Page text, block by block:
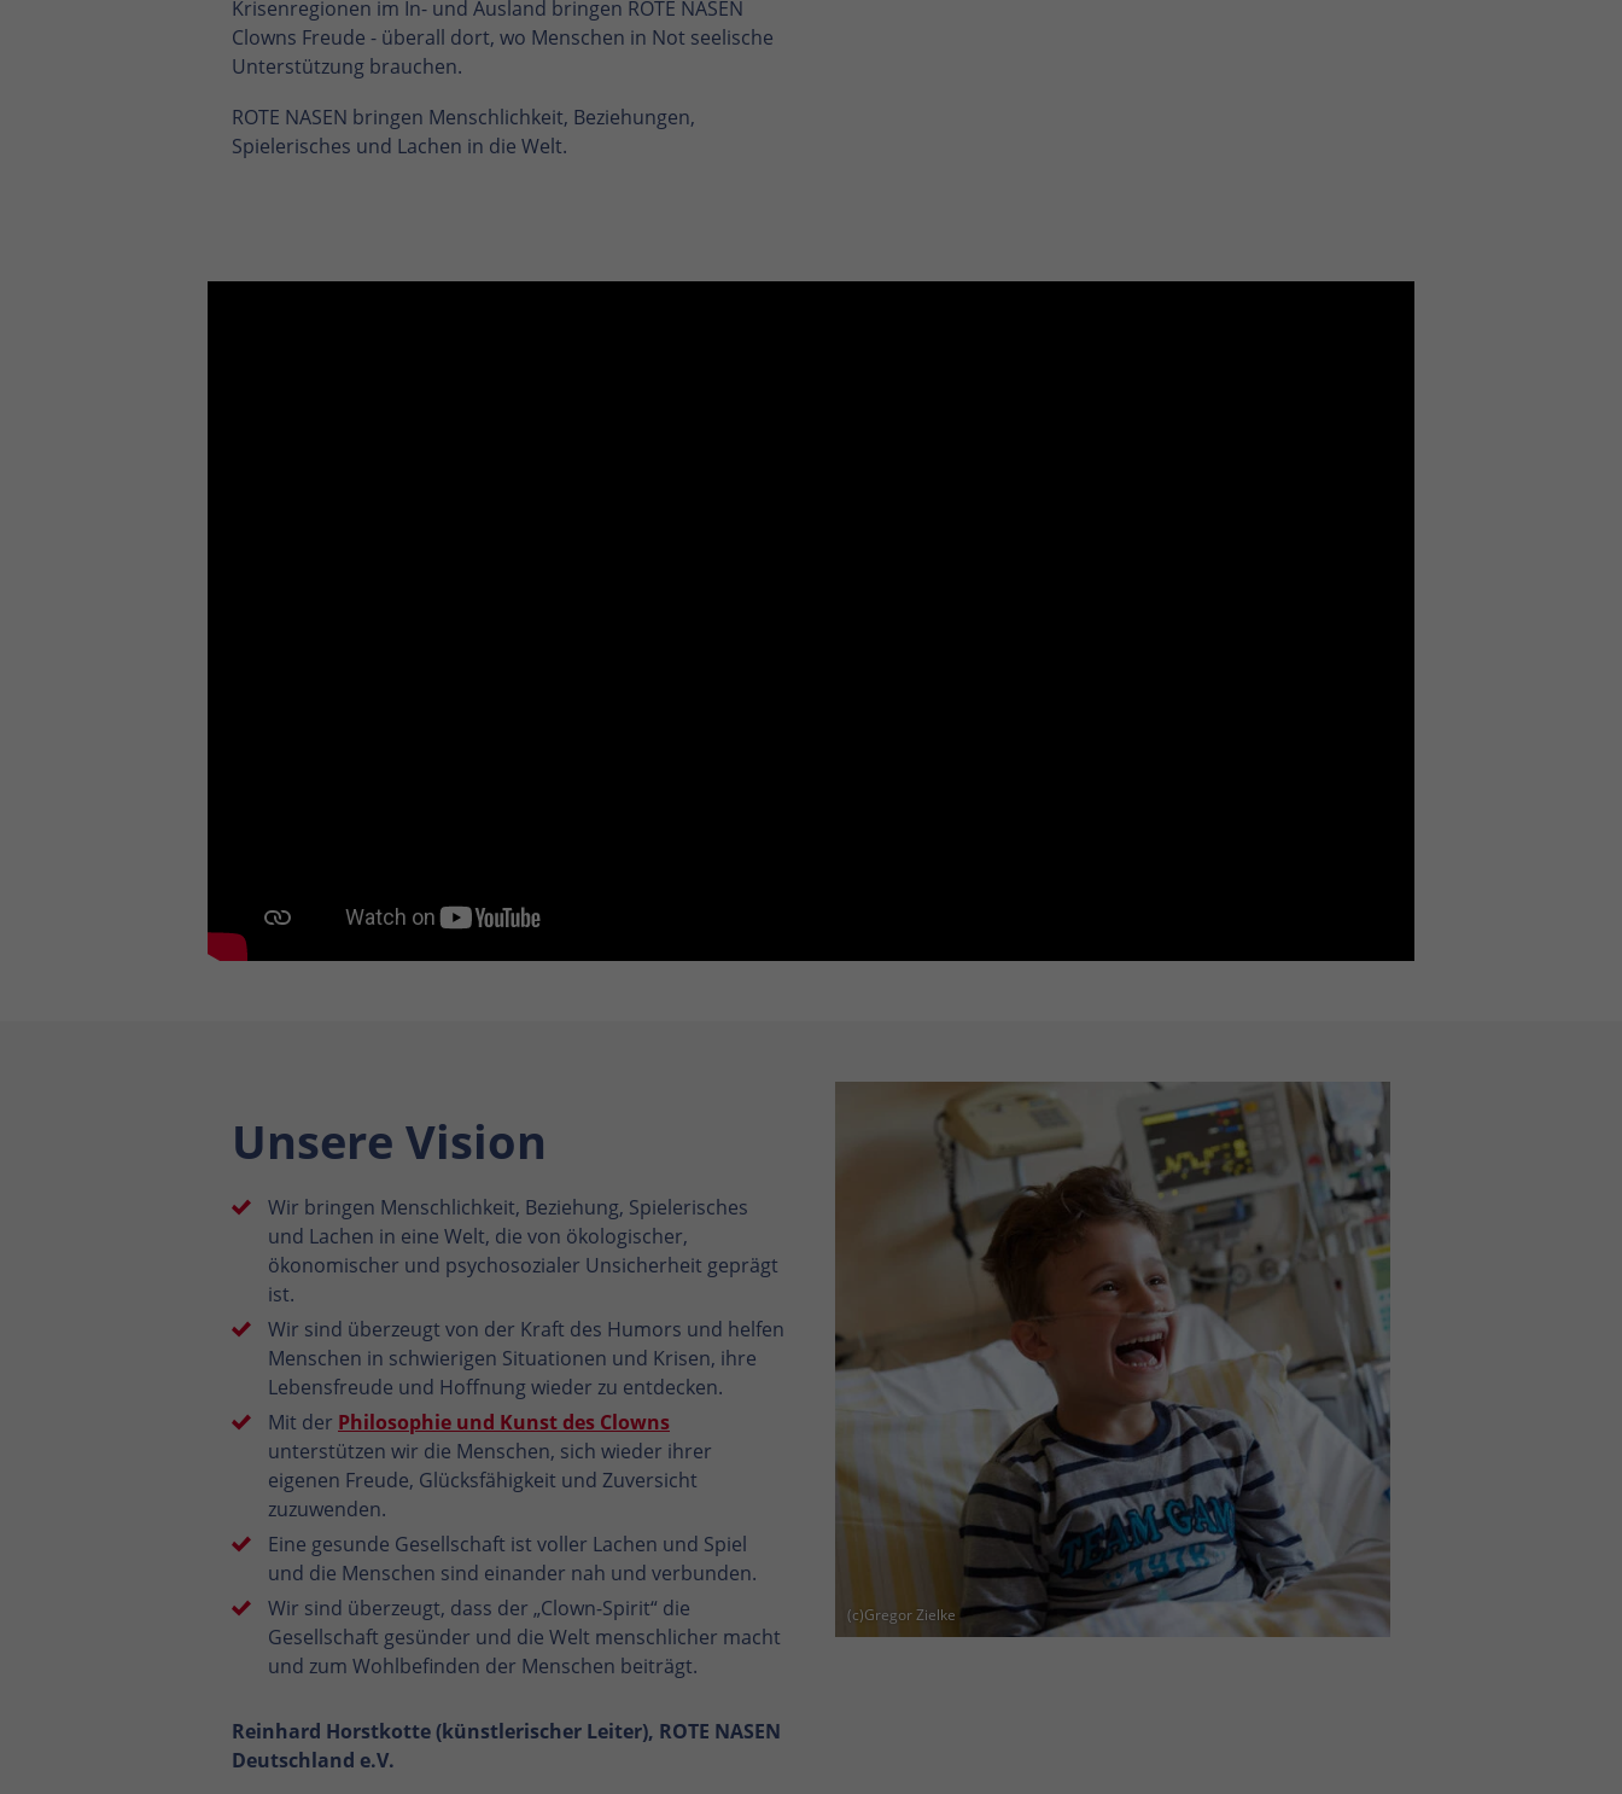
Krisenregionen im In- und Ausland bringen ROTE NASEN
Clowns Freude - überall dort, wo Menschen in Not seelische
Unterstützung brauchen.
ROTE NASEN bringen Menschlichkeit, Beziehungen,
Spielerisches und Lachen in die Welt.
(c)Gregor Zielke
Unsere Vision
Wir bringen Menschlichkeit, Beziehung, Spielerisches
und Lachen in eine Welt, die von ökologischer,
ökonomischer und psychosozialer Unsicherheit geprägt
ist.
Wir sind überzeugt von der Kraft des Humors und helfen
Menschen in schwierigen Situationen und Krisen, ihre
Lebensfreude und Hoffnung wieder zu entdecken.
Mit der Philosophie und Kunst des Clowns
unterstützen wir die Menschen, sich wieder ihrer
eigenen Freude, Glücksfähigkeit und Zuversicht
zuzuwenden.
Eine gesunde Gesellschaft ist voller Lachen und Spiel
und die Menschen sind einander nah und verbunden.
Wir sind überzeugt, dass der „Clown-Spirit“ die
Gesellschaft gesünder und die Welt menschlicher macht
und zum Wohlbefinden der Menschen beiträgt.
Reinhard Horstkotte (künstlerischer Leiter), ROTE NASEN
Deutschland e.V.